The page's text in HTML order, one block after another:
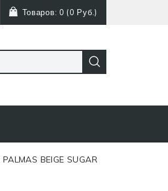
Товаров: 0 (0 Руб.)
BEIGE SUGAR